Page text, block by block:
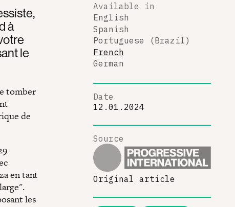
à
le
tomber
de
en tant
les
Available in
English
Spanish
Portuguese (Brazil)
French
German
Date
12.01.2024
Source
Original article